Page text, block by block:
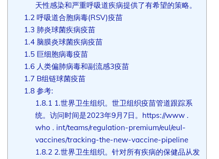
天性感染和严重呼吸道疾病提供了有希望的策略。
1.2呼吸道合胞病毒(RSV)疫苗
1.3 肺炎球菌疾病疫苗
1.4脑膜炎球菌疾病疫苗
1.5巨细胞病毒疫苗
1.6人类偏肺病毒和副流感3疫苗
1.7B组链球菌疫苗
1.8参考:
1.8.1 1.世界卫生组织。世卫组织疫苗管道跟踪系
统。访问时间是2023年9月7日。https://www .
who . int/teams/regulation-premium/eul/eul-
vaccines/tracking-the-new-vaccine-pipeline
1.8.22.世界卫生组织。针对所有疾病的保健品从发